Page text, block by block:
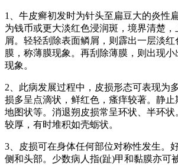
1、牛皮癣初发时为针头至扁豆大的炎性
为钱币或更大淡红色浸润斑，境界清楚
屑。轻轻刮除表面鳞屑，则霹出一层淡
膜，称薄膜现象。再刮除薄膜，则出现小
现象。
2、此病发展过程中，皮损形态可表现为
损多呈点滴状，鲜红色，瘙痒较著。静
地图状等。消退朔皮损常呈环状、半环
较厚，有时堆积如壳蛎状。
3、皮损可在身体任何部位对称性发生。
侧和头部。少数病人指(趾)甲和黏膜亦可